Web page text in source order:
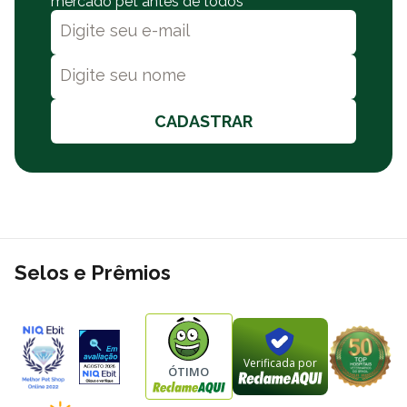
Versatilidade para diferentes cenários
Embora seja amplamente utilizado em passeios ao ar livre, o
Cata Caca Biodegradável Ecológico Germanhart Colmeia
também se adapta a ambientes internos. Ele pode ser usado em
seja necessário manter a limpeza de forma prática.
O produto é indicado para cães e gatos de todos os portes,
desde pets mini e pequenos até raças grandes e gigantes. Além
FAQ – Perguntas frequentes que facilitam a decisão
O produto pode ser usado com gatos?
tanto para cães quanto para gatos, sem restrição de porte ou
idade.
O dispenser é resistente para uso diário?
Sim. O dispenser é produzido em polipropileno e conta com
CADASTRAR
Selos e Prêmios
ÓTIMO Verificada por